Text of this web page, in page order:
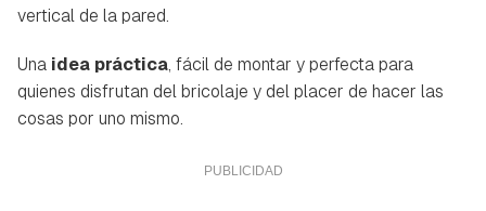
vertical de la pared.
Una idea práctica, fácil de montar y perfecta para
quienes disfrutan del bricolaje y del placer de hacer las
cosas por uno mismo.